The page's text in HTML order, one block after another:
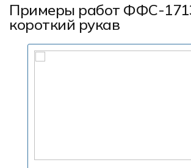
Примеры работ ФФС-
короткий рукав